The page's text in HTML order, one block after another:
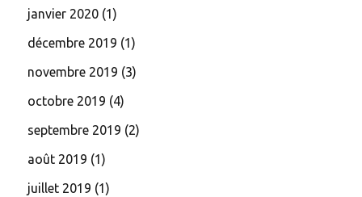
janvier 2020 (1)
décembre 2019 (1)
novembre 2019 (3)
octobre 2019 (4)
septembre 2019 (2)
août 2019 (1)
juillet 2019 (1)